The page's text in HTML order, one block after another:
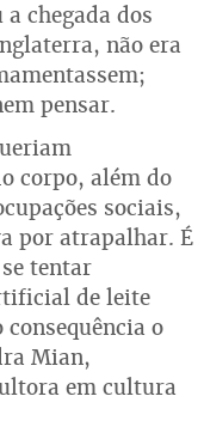
chegada dos
não era
pensar.
corpo, além do
sociais,
por atrapalhar. É
tentar
de leite
o
Mian,
em cultura